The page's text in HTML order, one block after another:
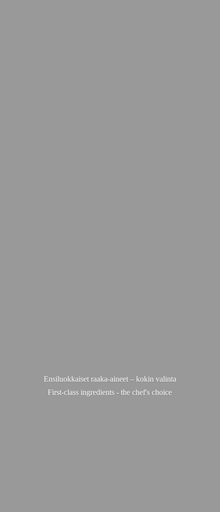
Ensiluokkaiset raaka-aineet – kokin valinta
First-class ingredients - the chef's choice